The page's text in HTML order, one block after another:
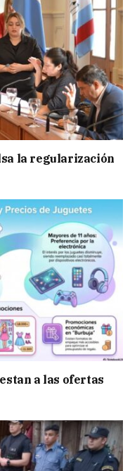
la regularización
a las ofertas